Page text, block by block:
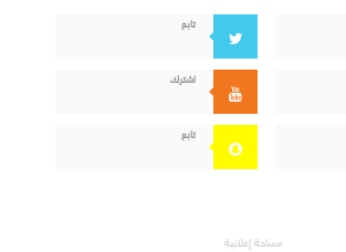
تابع
اشترك
تابع
مساحة إعلانية